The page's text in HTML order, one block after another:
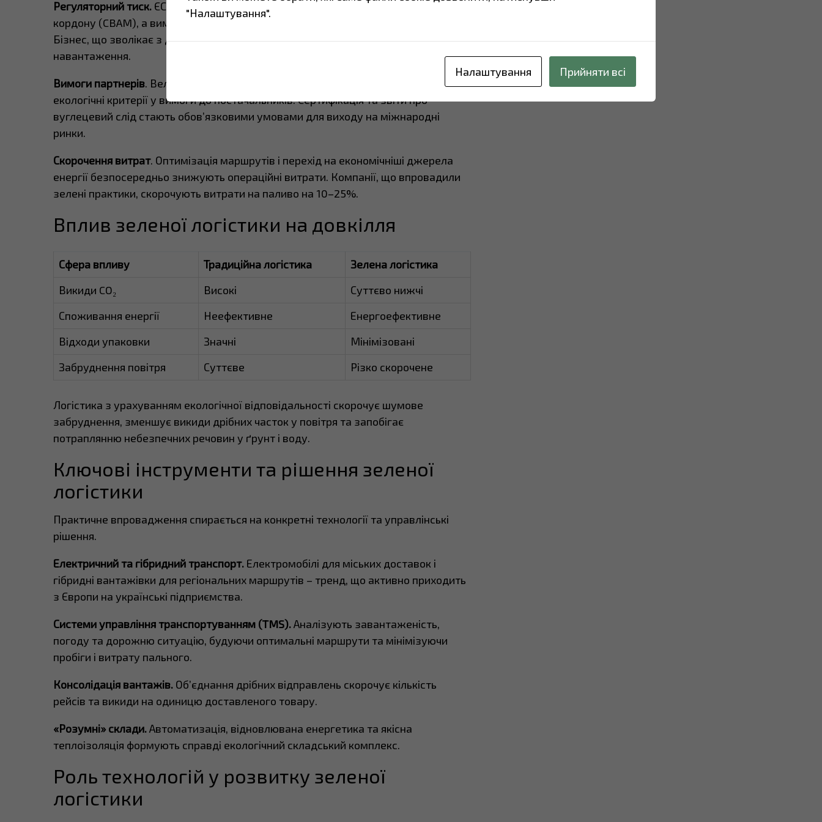
Регуляторний тиск. ЄС вже запровадив механізм коригування вуглецевого
кордону (CBAM), а вимоги щодо звітності про викиди постійно розширюються.
Бізнес, що зволікає з декарбонізацією, зіткнеться зі зростанням фіскального
навантаження.
Вимоги партнерів. Великі корпорації з ЄС та США дедалі частіше включають
екологічні критерії у вимоги до постачальників. Сертифікація та звіти про
вуглецевий слід стають обов’язковими умовами для виходу на міжнародні
ринки.
Скорочення витрат. Оптимізація маршрутів і перехід на економічніші джерела
енергії безпосередньо знижують операційні витрати. Компанії, що впровадили
зелені практики, скорочують витрати на паливо на 10–25%.
Вплив зеленої логістики на довкілля
Сфера впливу Традиційна логістика
Зелена логістика
Викиди CO₂
Високі
Суттєво нижчі
Споживання енергії
Неефективне
Енергоефективне
Відходи упаковки
Значні
Мінімізовані
Забруднення повітря
Суттєве Різко скорочене
Логістика з урахуванням екологічної відповідальності скорочує шумове
забруднення, зменшує викиди дрібних часток у повітря та запобігає
потраплянню небезпечних речовин у ґрунт і воду.
Ключові інструменти та рішення зеленої
логістики
Практичне впровадження спирається на конкретні технології та управлінські
рішення.
Електричний та гібридний транспорт. Електромобілі для міських доставок і
гібридні вантажівки для регіональних маршрутів – тренд, що активно приходить
з Європи на українські підприємства.
Системи управління транспортуванням (TMS).Аналізують завантаженість,
погоду та дорожню ситуацію, будуючи оптимальні маршрути та мінімізуючи
пробіги і витрату пального.
Консолідація вантажів. Об’єднання дрібних відправлень скорочує кількість
рейсів та викиди на одиницю доставленого товару.
«Розумні» склади.Автоматизація, відновлювана енергетика та якісна
теплоізоляція формують справді екологічний складський комплекс.
Роль технологій у розвитку зеленої
логістики
"Налаштування".
Налаштування Прийняти всі